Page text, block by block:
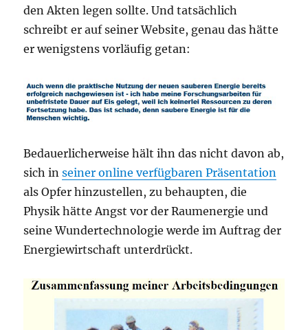
den Akten legen sollte. Und tatsächlich
schreibt er auf seiner Website, genau das hätte
er wenigstens vorläufig getan:
Bedauerlicherweise hält ihn das nicht davon ab,
sich inseiner online verfügbaren Präsentation
als Opfer hinzustellen, zu behaupten, die
Physik hätte Angst vor der Raumenergie und
seine Wundertechnologie werde im Auftrag der
Energiewirtschaft unterdrückt.